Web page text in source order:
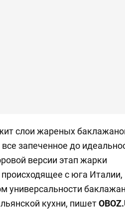
слои жареных
запеченное до
версии этап жарки
с юга Италии,
универсальности
кухни, пишетOBOZ.